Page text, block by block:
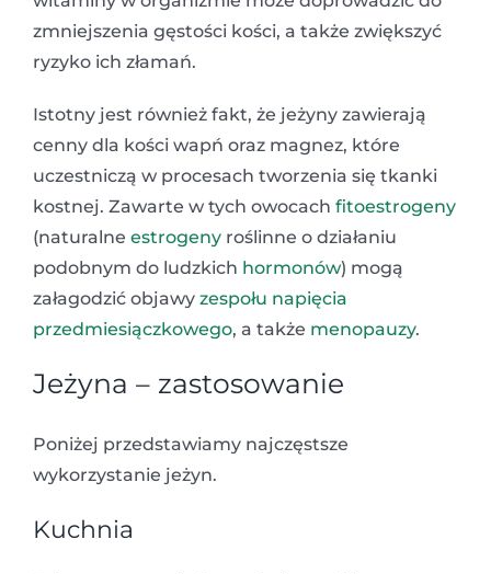
zmniejszenia gęstości kości, a także zwiększyć
ryzyko ich złamań.
Istotny jest również fakt, że jeżyny zawierają
cenny dla kości wapń oraz magnez, które
uczestniczą w procesach tworzenia się tkanki
kostnej. Zawarte w tych owocach fitoestrogeny
(naturalne estrogeny roślinne o działaniu
podobnym do ludzkich hormonów) mogą
załagodzić objawy zespołu napięcia
przedmiesiączkowego, a także menopauzy.
Jeżyna – zastosowanie
Poniżej przedstawiamy najczęstsze
wykorzystanie jeżyn.
Kuchnia